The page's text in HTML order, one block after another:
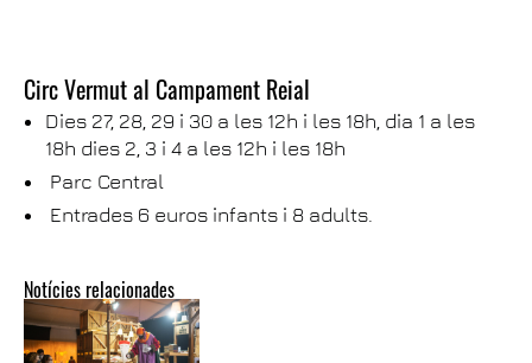
Notícies relacionades
Circ Vermut al Campament Reial
Dies 27, 28, 29 i 30 a les 12h i les 18h, dia 1 a les
18h dies 2, 3 i 4 a les 12h i les 18h
Parc Central
Entrades 6 euros infants i 8 adults.